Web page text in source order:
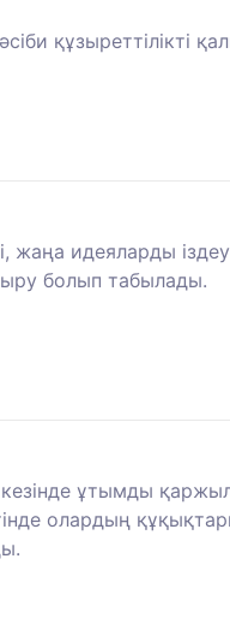
құзыреттілікті
идеяларды
болып табылады.
ұтымды
олардың